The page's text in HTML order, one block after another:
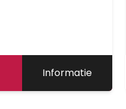
Informatie